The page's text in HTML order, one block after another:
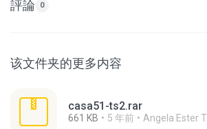
評論 0
该文件夹的更多内容
casa51-ts2.rar
661 KB 5 年前 Angela Ester T.